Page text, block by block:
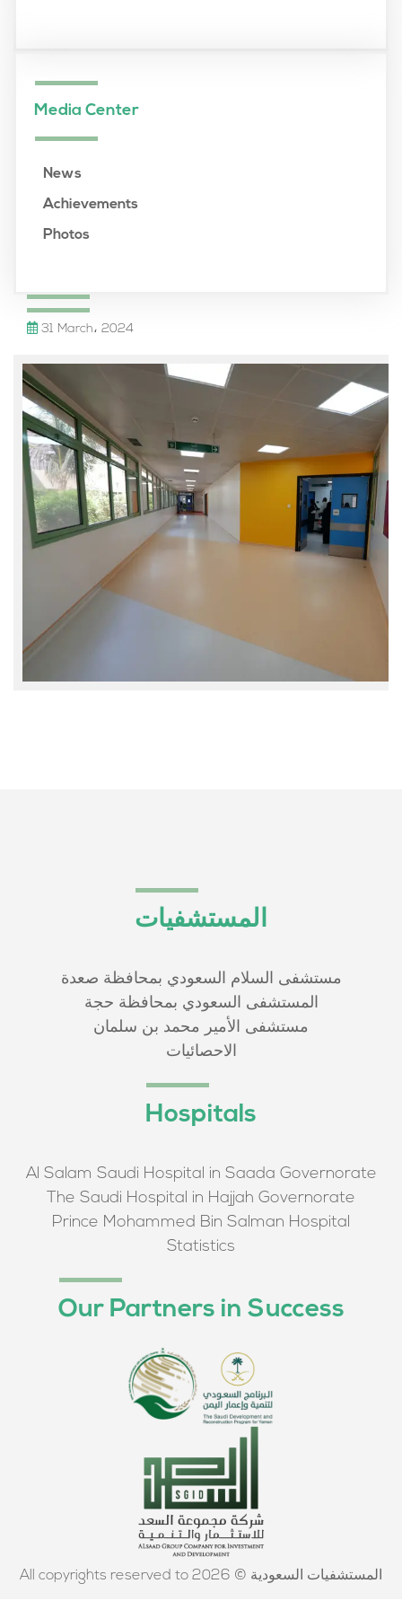
Media Center
News
Achievements
Photos
31 March، 2024
المستشفيات
مستشفى السلام السعودي بمحافظة صعدة
المستشفى السعودي بمحافظة حجة
مستشفى الأمير محمد بن سلمان
الاحصائيات
Hospitals
Al Salam Saudi Hospital in Saada Governorate
The Saudi Hospital in Hajjah Governorate
Prince Mohammed Bin Salman Hospital
Statistics
Our Partners in Success
All copyrights reserved to المستشفيات السعودية © 2026